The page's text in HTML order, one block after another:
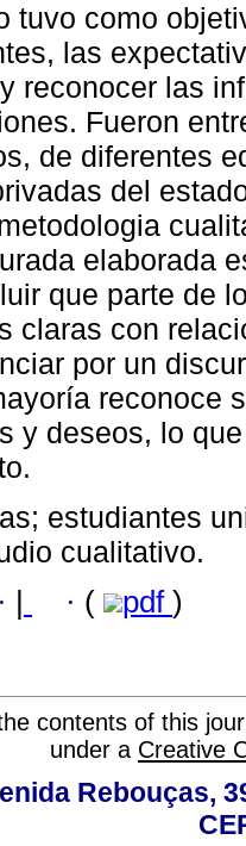
tuvo como
las
reconocer las
Fueron
de diferentes
del
elaborada
que parte de
claras con
por un
reconoce
y deseos, lo
estudiantes
cualitativo.
· · ( pdf )
contents of this
under a Creative
Rebouças,